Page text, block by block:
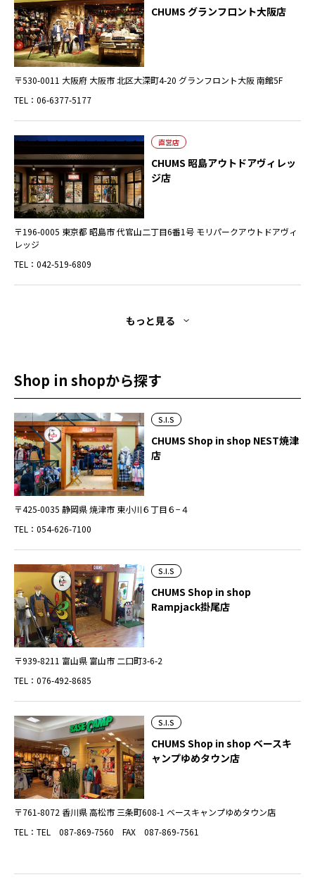
CHUMS グランフロント大阪店
〒530-0011 大阪府 大阪市 北区大深町4-20 グランフロント大阪 南館5F
TEL：06-6377-5177
直営店
CHUMS 昭島アウトドアヴィレッ
ジ店
〒196-0005 東京都 昭島市 代官山二丁目6番1号 モリパークアウトドアヴィ
レッジ
TEL：042-519-6809
もっと見る
Shop in shopから探す
S.I.S
CHUMS Shop in shop NEST焼津
店
〒425-0035 静岡県 焼津市 東小川６丁目６−４
TEL：054-626-7100
S.I.S
CHUMS Shop in shop
Rampjack掛尾店
〒939-8211 富山県 富山市 二口町3-6-2
TEL：076-492-8685
S.I.S
CHUMS Shop in shop ベースキ
ャンプゆめタウン店
〒761-8072 香川県 高松市 三条町608-1 ベースキャンプゆめタウン店
TEL：TEL 087-869-7560 FAX 087-869-7561